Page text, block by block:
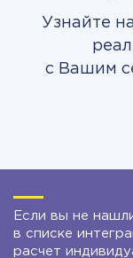
Узнайте
с Вашим
Если вы не
в списке
расчет